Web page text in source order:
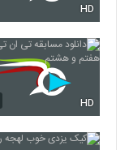
HD
HD